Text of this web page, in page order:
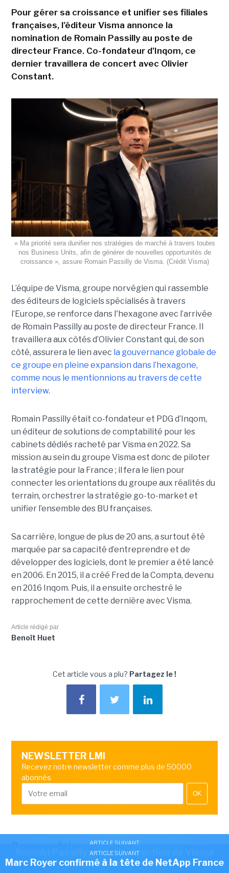
ARTICLE SUIVANT
Mehdi Houas nommé président de Numeum
ARTICLE SUIVANT
Romain Passilly prend la direction de Visma
France
Pour gérer sa croissance et unifier ses filiales
françaises, l'éditeur Visma annonce la
nomination de Romain Passilly au poste de
directeur France. Co-fondateur d'Inqom, ce
dernier travaillera de concert avec Olivier
Constant.
« Ma priorité sera dunifier nos stratégies de marché à travers toutes
nos Business Units, afin de générer de nouvelles opportunités de
croissance », assure Romain Passilly de Visma. (Crédit Visma)
L’équipe de Visma, groupe norvégien qui rassemble
des éditeurs de logiciels spécialisés à travers
l’Europe, se renforce dans l'hexagone avec l’arrivée
de Romain Passilly au poste de directeur France. Il
travaillera aux côtés d’Olivier Constant qui, de son
côté, assurera le lien avec la gouvernance globale de
ce groupe en pleine expansion dans l’hexagone,
comme nous le mentionnions au travers de cette
interview.
Romain Passilly était co-fondateur et PDG d’Inqom,
un éditeur de solutions de comptabilité pour les
cabinets dédiés racheté par Visma en 2022. Sa
mission au sein du groupe Visma est donc de piloter
la stratégie pour la France ; il fera le lien pour
connecter les orientations du groupe aux réalités du
terrain, orchestrer la stratégie go-to-market et
unifier l’ensemble des BU françaises.
Sa carrière, longue de plus de 20 ans, a surtout été
marquée par sa capacité d’entreprendre et de
développer des logiciels, dont le premier a été lancé
en 2006. En 2015, il a créé Fred de la Compta, devenu
en 2016 Inqom. Puis, il a ensuite orchestré le
rapprochement de cette dernière avec Visma.
Article rédigé par
Benoît Huet
Cet article vous a plu? Partagez le !
NEWSLETTER LMI
Recevez notre newsletter comme plus de 50000
abonnés
OK
ARTICLE SUIVANT
Marc Royer confirmé à la tête de NetApp France